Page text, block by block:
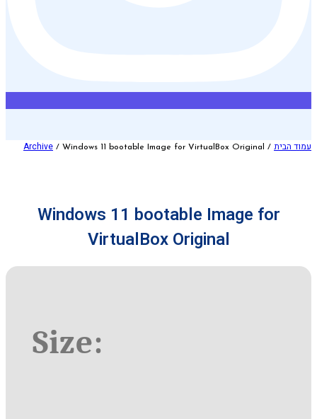
עמוד הבית/
Archive / Windows 11 bootable Image for VirtualBox Original
Windows 11 bootable Image for
VirtualBox Original
Size: